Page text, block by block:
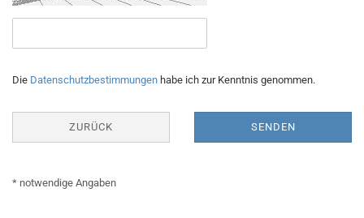
DATENSCHUTZBESTIMMUNGEN
Die Datenschutzbestimmungen habe ich zur Kenntnis genommen.
ZURÜCK SENDEN
* notwendige Angaben